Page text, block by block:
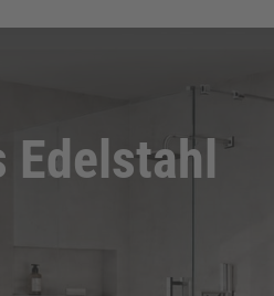
Edelstahl